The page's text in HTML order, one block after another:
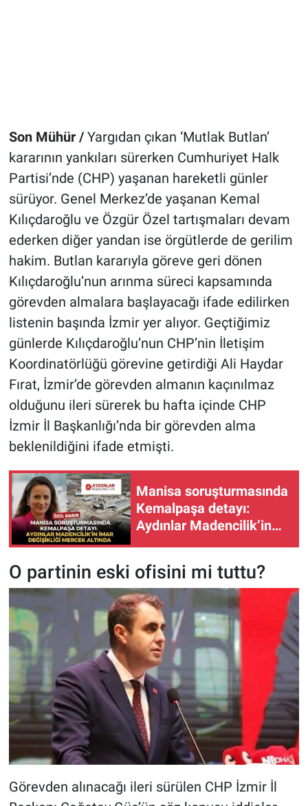
Son Mühür / Yargıdan çıkan ‘Mutlak Butlan’
kararının yankıları sürerken Cumhuriyet Halk
Partisi’nde (CHP) yaşanan hareketli günler
sürüyor. Genel Merkez’de yaşanan Kemal
Kılıçdaroğlu ve Özgür Özel tartışmaları devam
ederken diğer yandan ise örgütlerde de gerilim
hakim. Butlan kararıyla göreve geri dönen
Kılıçdaroğlu’nun arınma süreci kapsamında
görevden almalara başlayacağı ifade edilirken
listenin başında İzmir yer alıyor. Geçtiğimiz
günlerde Kılıçdaroğlu’nun CHP’nin İletişim
Koordinatörlüğü görevine getirdiği Ali Haydar
Fırat, İzmir’de görevden almanın kaçınılmaz
olduğunu ileri sürerek bu hafta içinde CHP
İzmir İl Başkanlığı’nda bir görevden alma
beklenildiğini ifade etmişti.
Manisa soruşturmasında
Kemalpaşa detayı:
Aydınlar Madencilik’in
altında
O partinin eski ofisini mi tuttu?
Görevden alınacağı ileri sürülen CHP İzmir İl